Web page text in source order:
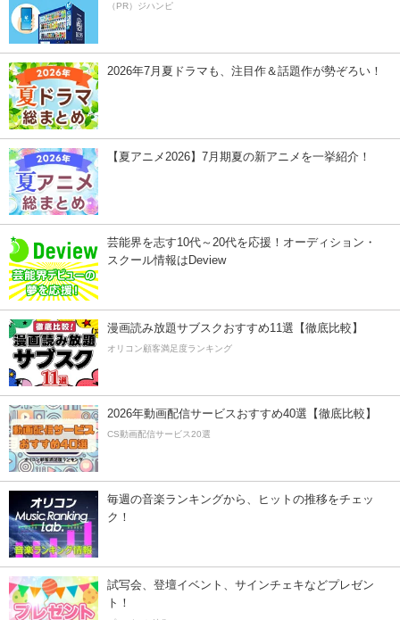
（PR）ジハンピ
2026年7月夏ドラマも、注目作＆話題作が勢ぞろい！
【夏アニメ2026】7月期夏の新アニメを一挙紹介！
芸能界を志す10代～20代を応援！オーディション・
スクール情報はDeview
漫画読み放題サブスクおすすめ11選【徹底比較】
オリコン顧客満足度ランキング
2026年動画配信サービスおすすめ40選【徹底比較】
CS動画配信サービス20選
毎週の音楽ランキングから、ヒットの推移をチェッ
ク！
試写会、登壇イベント、サインチェキなどプレゼン
ト！